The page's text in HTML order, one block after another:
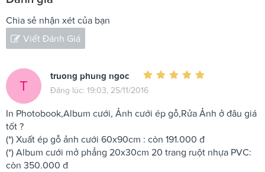
Chia sẻ nhận xét của bạn
Viết Đánh Giá
T
truong phung ngoc
Đăng lúc: 19:03, 25/11/2016
In Photobook,Album cưới, Ảnh cưới ép gỗ,Rửa Ảnh ở đâu giá
tốt ?
(*) Xuất ép gỗ ảnh cưới 60x90cm : còn 191.000 đ
(*) Album cưới mở phẳng 20x30cm 20 trang ruột nhựa PVC:
còn 350.000 đ